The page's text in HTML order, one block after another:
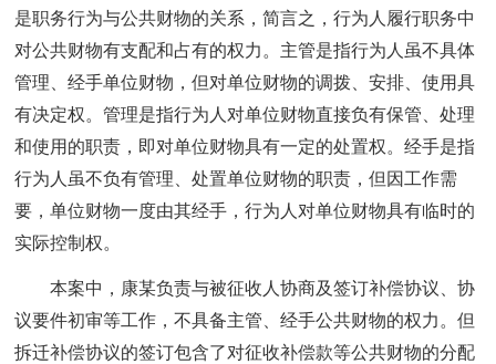
是职务行为与公共财物的关系，简言之，行为人履行职务中
对公共财物有支配和占有的权力。主管是指行为人虽不具体
管理、经手单位财物，但对单位财物的调拨、安排、使用具
有决定权。管理是指行为人对单位财物直接负有保管、处理
和使用的职责，即对单位财物具有一定的处置权。经手是指
行为人虽不负有管理、处置单位财物的职责，但因工作需
要，单位财物一度由其经手，行为人对单位财物具有临时的
实际控制权。
本案中，康某负责与被征收人协商及签订补偿协议、协
议要件初审等工作，不具备主管、经手公共财物的权力。但
拆迁补偿协议的签订包含了对征收补偿款等公共财物的分配